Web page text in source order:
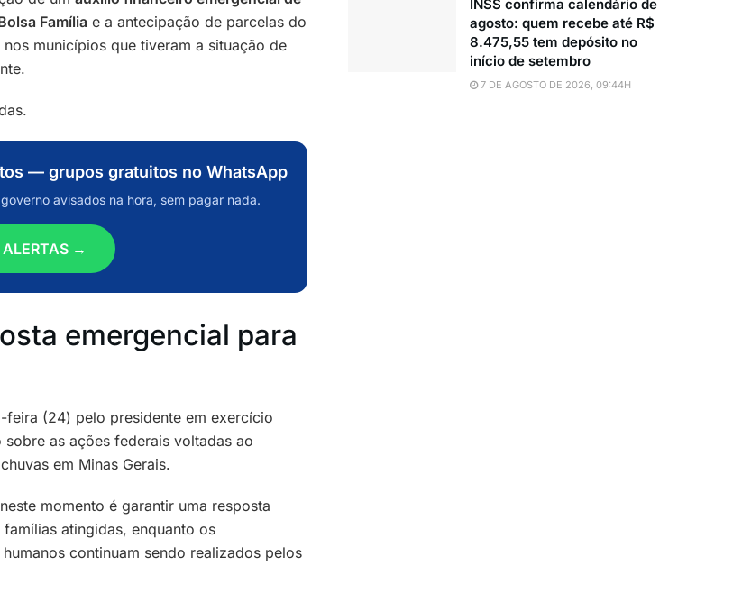
Família e a antecipação de parcelas do
nos municípios que tiveram a situação de
— grupos gratuitos no WhatsApp
avisados na hora, sem pagar nada.
ALERTAS →
emergencial para
(24) pelo presidente em exercício
sobre as ações federais voltadas ao
em Minas Gerais.
momento é garantir uma resposta
atingidas, enquanto os
continuam sendo realizados pelos
INSS confirma calendário de
agosto: quem recebe até R$
8.475,55 tem depósito no
início de setembro
7 DE AGOSTO DE 2026, 09:44H